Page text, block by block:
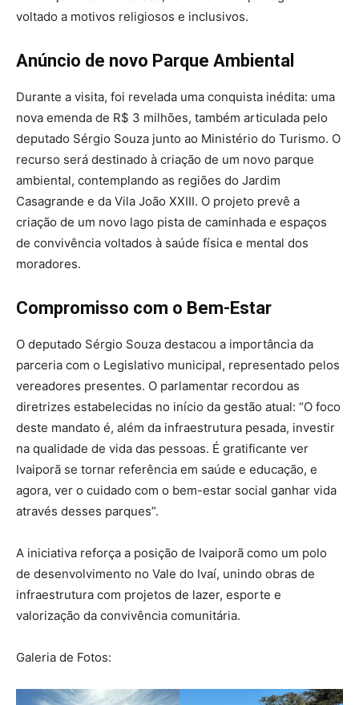
voltado a motivos religiosos e inclusivos.
Anúncio de novo Parque Ambiental
Durante a visita, foi revelada uma conquista inédita: uma
nova emenda de R$ 3 milhões, também articulada pelo
deputado Sérgio Souza junto ao Ministério do Turismo. O
recurso será destinado à criação de um novo parque
ambiental, contemplando as regiões do Jardim
Casagrande e da Vila João XXIII. O projeto prevê a
criação de um novo lago pista de caminhada e espaços
de convivência voltados à saúde física e mental dos
moradores.
Compromisso com o Bem-Estar
O deputado Sérgio Souza destacou a importância da
parceria com o Legislativo municipal, representado pelos
vereadores presentes. O parlamentar recordou as
diretrizes estabelecidas no início da gestão atual: “O foco
deste mandato é, além da infraestrutura pesada, investir
na qualidade de vida das pessoas. É gratificante ver
Ivaiporã se tornar referência em saúde e educação, e
agora, ver o cuidado com o bem-estar social ganhar vida
através desses parques”.
A iniciativa reforça a posição de Ivaiporã como um polo
de desenvolvimento no Vale do Ivaí, unindo obras de
infraestrutura com projetos de lazer, esporte e
valorização da convivência comunitária.
Galeria de Fotos: